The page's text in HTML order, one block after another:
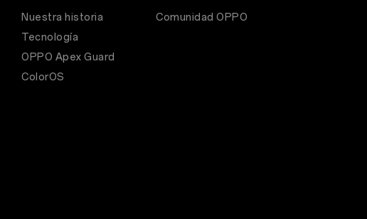
Nuestra historia
Tecnología
OPPO Apex Guard
ColorOS
Comunidad OPPO